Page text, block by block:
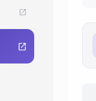
open_in_new
open_in_new